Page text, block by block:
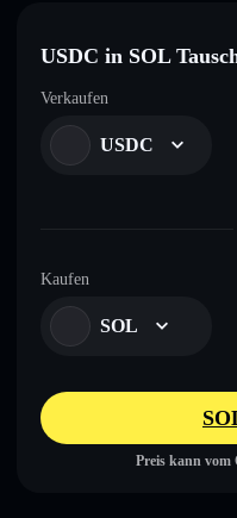
USDC in SOL
Verkaufen
USDC
Kaufen
SOL
Preis kann vom